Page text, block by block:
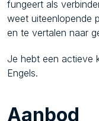
fungeert als
weet uiteenlopende
en te vertalen naar
Je hebt een actieve
Engels.
Aanbod